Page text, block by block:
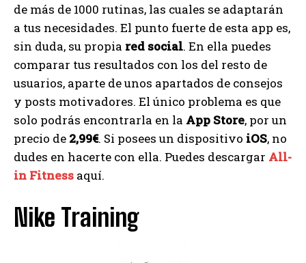
de más de 1000 rutinas, las cuales se adaptarán
a tus necesidades. El punto fuerte de esta app es,
sin duda, su propia red social. En ella puedes
comparar tus resultados con los del resto de
usuarios, aparte de unos apartados de consejos
y posts motivadores. El único problema es que
solo podrás encontrarla en la App Store, por un
precio de 2,99€. Si posees un dispositivo iOS, no
dudes en hacerte con ella. Puedes descargar All-
in Fitness aquí.
Nike Training